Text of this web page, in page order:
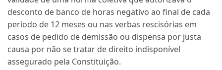
desconto de banco de horas negativo ao final de cada
período de 12 meses ou nas verbas rescisórias em
casos de pedido de demissão ou dispensa por justa
causa por não se tratar de direito indisponível
assegurado pela Constituição.